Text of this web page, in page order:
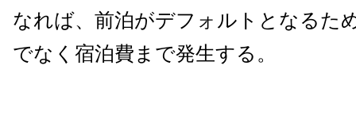
なれば、前泊がデフォルトとなるた
でなく宿泊費まで発生する。